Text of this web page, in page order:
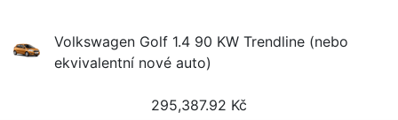
Volkswagen Golf 1.4 90 KW Trendline (nebo
ekvivalentní nové auto)
295,387.92 Kč